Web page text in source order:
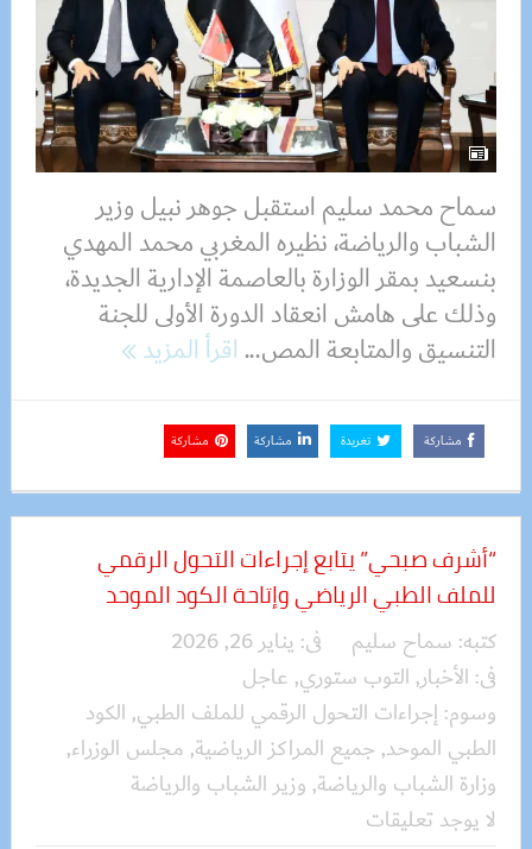
سماح محمد سليم استقبل جوهر نبيل وزير
الشباب والرياضة، نظيره المغربي محمد المهدي
بنسعيد بمقر الوزارة بالعاصمة الإدارية الجديدة،
وذلك على هامش انعقاد الدورة الأولى للجنة
التنسيق والمتابعة المص...اقرأ المزيد
مشاركة تغريدة مشاركة مشاركة
“أشرف صبحي” يتابع إجراءات التحول الرقمي
للملف الطبي الرياضي وإتاحة الكود الموحد
كتبه: سماح سليم فى: يناير 26, 2026
فى: الأخبار, التوب ستوري, عاجل
وسوم:إجراءات التحول الرقمي للملف الطبي, الكود
الطبي الموحد, جميع المراكز الرياضية, مجلس الوزراء,
وزارة الشباب والرياضة, وزير الشباب والرياضة
لا يوجد تعليقات